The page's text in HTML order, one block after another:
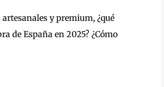
y premium, ¿qué
de España en 2025? ¿Cómo